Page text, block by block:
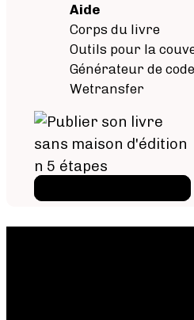
Aide
Corps du livre
Outils pour la
Générateur de
Wetransfer